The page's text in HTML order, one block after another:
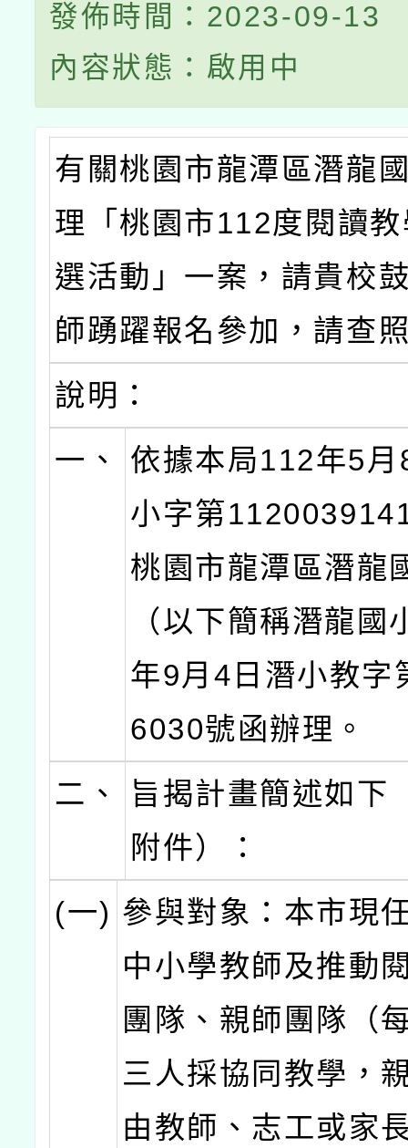
發佈時間：2023-09-13
內容狀態：啟用中
有關桃園市龍潭區潛龍
理「桃園市112度閱讀
選活動」一案，請貴校
師踴躍報名參加，請查
說明：
一、
依據本局112年5
小字第
桃園市龍潭區潛龍
（以下簡稱潛龍國
年9月4日潛小教字
6030號函辦理。
二、
旨揭計畫簡述如下
附件）：
(一) 參與對象：本市現
中小學教師及推動
團隊、親師團隊（
三人採協同教學，
由教師、志工或家